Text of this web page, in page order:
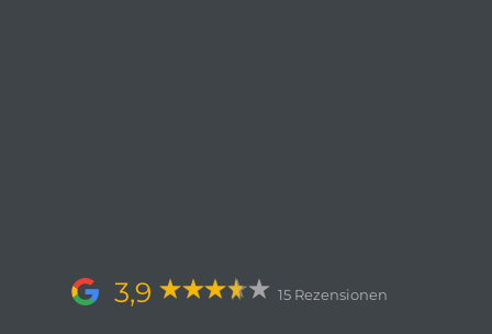
3,9 15 Rezensionen